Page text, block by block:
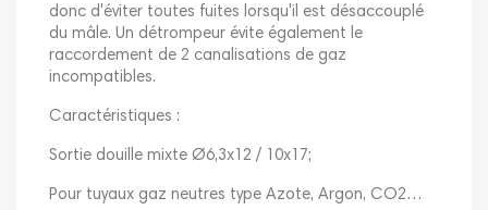
donc d'éviter toutes fuites lorsqu'il est désaccouplé
du mâle. Un détrompeur évite également le
raccordement de 2 canalisations de gaz
incompatibles.
Caractéristiques :
Sortie douille mixte Ø6,3x12 / 10x17;
Pour tuyaux gaz neutres type Azote, Argon, CO2…